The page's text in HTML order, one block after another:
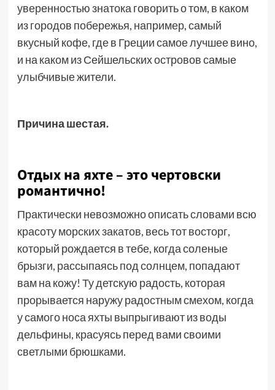
уверенностью знатока говорить о том, в каком
из городов побережья, например, самый
вкусный кофе, где в Греции самое лучшее вино,
и на каком из Сейшельских островов самые
улыбчивые жители.
Причина шестая.
Отдых на яхте – это чертовски
романтично!
Практически невозможно описать словами всю
красоту морских закатов, весь тот восторг,
который рождается в тебе, когда соленые
брызги, рассыпаясь под солнцем, попадают
вам на кожу! Ту детскую радость, которая
прорывается наружу радостным смехом, когда
у самого носа яхты выпрыгивают из воды
дельфины, красуясь перед вами своими
светлыми брюшками.